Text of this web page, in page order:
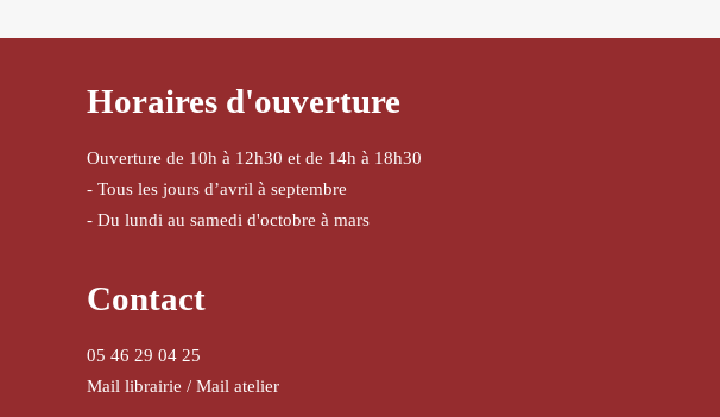
Horaires d'ouverture
Ouverture de 10h à 12h30 et de 14h à 18h30
- Tous les jours d’avril à septembre
- Du lundi au samedi d'octobre à mars
Contact
05 46 29 04 25
Mail librairie / Mail atelier